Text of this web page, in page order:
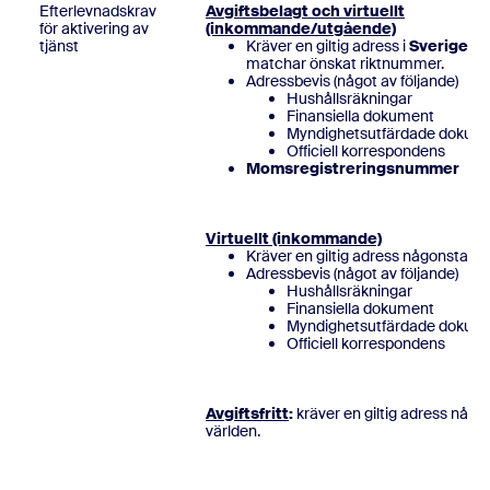
Efterlevnadskrav
för aktivering av
tjänst
Avgiftsbelagt och virtuellt
(inkommande/utgående)
Kräver en giltig adress iSverige
matchar önskat riktnummer.
Adressbevis (något av följande)
Hushållsräkningar
Finansiella dokument
Myndighetsutfärdade
Officiell korrespondens
Momsregistreringsnummer
Virtuellt (inkommande)
Kräver en giltig adress någonstans
Adressbevis (något av följande)
Hushållsräkningar
Finansiella dokument
Myndighetsutfärdade
Officiell
Avgiftsfritt: kräver en giltig adress